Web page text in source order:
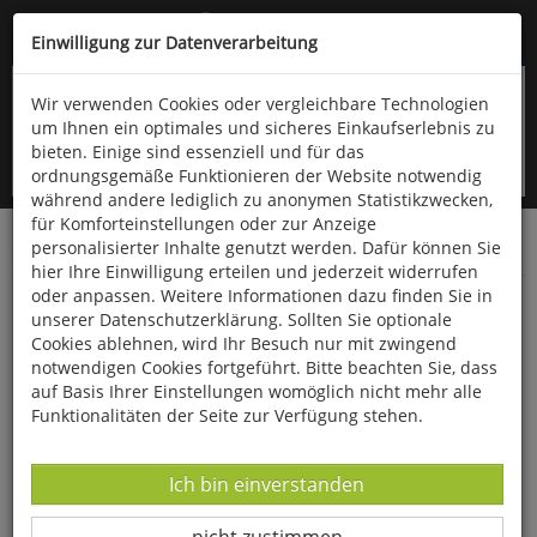
Kompletten Head der Seite überspringen
oder (06766) 9323-960
Startseite Bücher Biologie allgemein Ornithologie
Vogelbestimmung für Einsteiger
Einwilligung zur Datenverarbeitung
Wir verwenden Cookies oder vergleichbare Technologien
um Ihnen ein optimales und sicheres Einkaufserlebnis zu
bieten. Einige sind essenziell und für das
ordnungsgemäße Funktionieren der Website notwendig
während andere lediglich zu anonymen Statistikzwecken,
für Komforteinstellungen oder zur Anzeige
personalisierter Inhalte genutzt werden. Dafür können Sie
hier Ihre Einwilligung erteilen und jederzeit widerrufen
oder anpassen. Weitere Informationen dazu finden Sie in
unserer Datenschutzerklärung. Sollten Sie optionale
Cookies ablehnen, wird Ihr Besuch nur mit zwingend
notwendigen Cookies fortgeführt. Bitte beachten Sie, dass
auf Basis Ihrer Einstellungen womöglich nicht mehr alle
Funktionalitäten der Seite zur Verfügung stehen.
Datenverarbeitung -
Ich bin einverstanden